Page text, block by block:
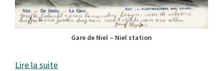
Gare de Niel – Niel station
Lire la suite